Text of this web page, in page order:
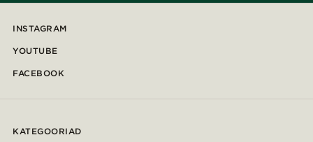
INSTAGRAM
YOUTUBE
FACEBOOK
KATEGOORIAD